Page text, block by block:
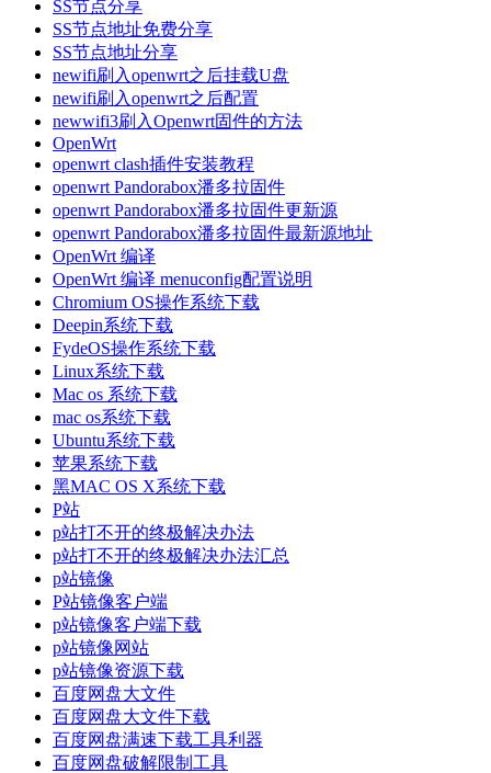
SS节点分享
SS节点地址免费分享
SS节点地址分享
newifi刷入openwrt之后挂载U盘
newifi刷入openwrt之后配置
newwifi3刷入Openwrt固件的方法
OpenWrt
openwrt clash插件安装教程
openwrt Pandorabox潘多拉固件
openwrt Pandorabox潘多拉固件更新源
openwrt Pandorabox潘多拉固件最新源地址
OpenWrt 编译
OpenWrt 编译 menuconfig配置说明
Chromium OS操作系统下载
Deepin系统下载
FydeOS操作系统下载
Linux系统下载
Mac os 系统下载
mac os系统下载
Ubuntu系统下载
苹果系统下载
黑MAC OS X系统下载
P站
p站打不开的终极解决办法
p站打不开的终极解决办法汇总
p站镜像
P站镜像客户端
p站镜像客户端下载
p站镜像网站
p站镜像资源下载
百度网盘大文件
百度网盘大文件下载
百度网盘满速下载工具利器
百度网盘破解限制工具